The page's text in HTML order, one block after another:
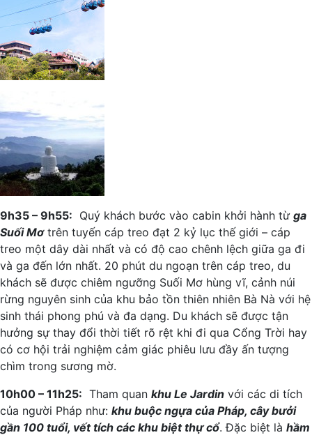
9h35 – 9h55: Quý khách bước vào cabin khởi hành từ ga
Suối Mơtrên tuyến cáp treo đạt 2 kỷ lục thế giới – cáp
treo một dây dài nhất và có độ cao chênh lệch giữa ga đi
và ga đến lớn nhất. 20 phút du ngoạn trên cáp treo, du
khách sẽ được chiêm ngưỡng Suối Mơ hùng vĩ, cảnh núi
rừng nguyên sinh của khu bảo tồn thiên nhiên Bà Nà với hệ
sinh thái phong phú và đa dạng. Du khách sẽ được tận
hưởng sự thay đổi thời tiết rõ rệt khi đi qua Cổng Trời hay
có cơ hội trải nghiệm cảm giác phiêu lưu đầy ấn tượng
chìm trong sương mờ.
10h00 – 11h25: Tham quan khu Le Jardin với các di tích
của người Pháp như: khu buộc ngựa của Pháp, cây bưởi
gần 100 tuổi, vết tích các khu biệt thự cổ. Đặc biệt là hầm